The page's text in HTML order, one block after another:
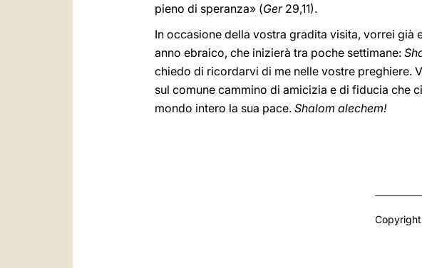
pieno di speranza» (Ger29,11).
In occasione della vostra gradita visita, vorrei già
anno ebraico, che inizierà tra poche settimane:
chiedo di ricordarvi di me nelle vostre preghiere.
sul comune cammino di amicizia e di fiducia che
mondo intero la sua pace. Shalom alechem!